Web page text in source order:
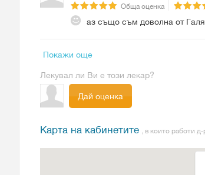
Обща оценка
аз също съм доволна от
Покажи още
Лекувал ли Ви е този лекар?
Дай оценка
Карта на кабинетите , в които работи